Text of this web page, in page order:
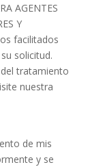
AGENTES
Y
facilitados
solicitud.
tratamiento
nuestra
de mis
y se